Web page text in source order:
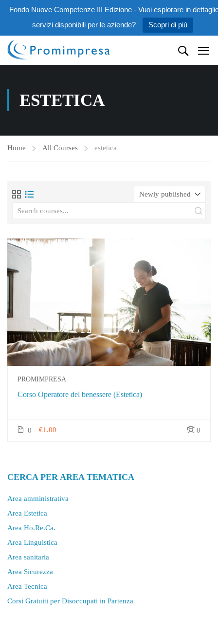
Fondo Nuove Competenze III Edizione - Vuoi esplorare in
servizi disponibili per le aziende?
Scopri di più
ESTETICA
Home All Courses estetica
PROMIMPRESA
Corso Operatore del benessere (Estetica)
0 0
€1.00
CERCA PER AREA TEMATICA
Area amministrativa
Area Estetica
Area Ho.Re.Ca.
Area Linguistica
Area sanitaria
Area Sicurezza
Area Tecnica
Corsi Gratuiti per Disoccupati in Partenza